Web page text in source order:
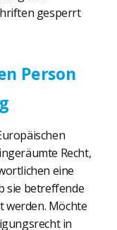
gesperrt
Person
Recht,
eine
sie betreffende
werden. Möchte
in